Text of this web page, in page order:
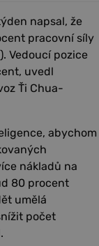
napsal, že
pracovní síly
Vedoucí pozice
uvedl
Ťi Chua-
abychom
nákladů na
80 procent
umělá
počet